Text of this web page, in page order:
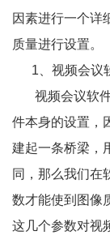
因素进行一个详
质量进行设置。
1、 视频会议
视频会议软
件本身的设置，
建起一条桥梁，
同，那么我们在
数才能使到图像
这几个参数对视